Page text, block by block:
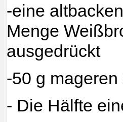
-eine
Menge
ausgedrückt
-50 g
- Die Hälfte